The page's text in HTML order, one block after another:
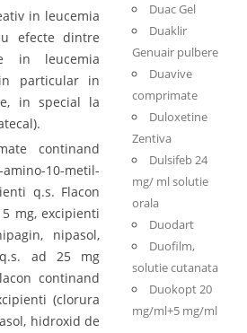
in leucemia
efecte dintre
in leucemia
particular in
in special la
continand
10-metil-
q.s. Flacon
mg, excipienti
nipasol,
ad 25 mg
continand
(clorura
hidroxid de
Duac Gel
Duaklir
Genuair pulbere
Duavive
comprimate
Duloxetine
Zentiva
Dulsifeb 24
mg/ ml solutie
orala
Duodart
Duofilm,
solutie cutanata
Duokopt 20
mg/ml+5 mg/ml